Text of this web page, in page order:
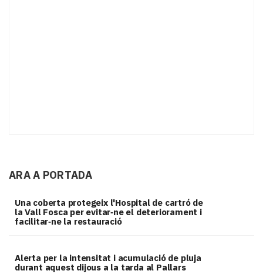
ARA A PORTADA
Una coberta protegeix l'Hospital de cartró de
la Vall Fosca per evitar‑ne el deteriorament i
facilitar‑ne la restauració
Alerta per la intensitat i acumulació de pluja
durant aquest dijous a la tarda al Pallars